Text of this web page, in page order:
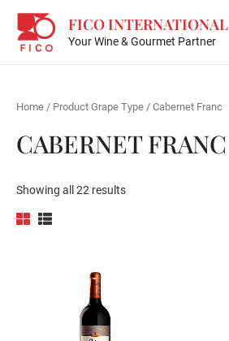
content
FICO INTERNATIONAL
Your Wine & Gourmet Partner
Home / Product Grape Type / Cabernet Franc
CABERNET FRANC
Showing all 22 results